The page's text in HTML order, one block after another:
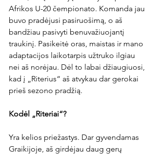
Afrikos U-20 čempionato. Komanda jau
buvo pradėjusi pasiruošimą, o aš
bandžiau pasivyti benuvažiuojantį
traukinį. Pasikeitė oras, maistas ir mano
adaptacijos laikotarpis užtruko ilgiau
nei aš norėjau. Dėl to labai džiaugiuosi,
kad į „Riterius“ aš atvykau dar gerokai
prieš sezono pradžią.
Kodėl „Riteriai“?
Yra kelios priežastys. Dar gyvendamas
Graikijoje, aš girdėjau daug gerų